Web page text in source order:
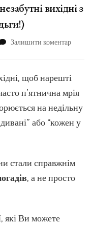
вихідні з
Залишити коментардо
Ідеї,
з
щоб нарешті
п’ятнична мрія
на недільну
або “кожен у
стали справжнім
, а не просто
які Ви можете